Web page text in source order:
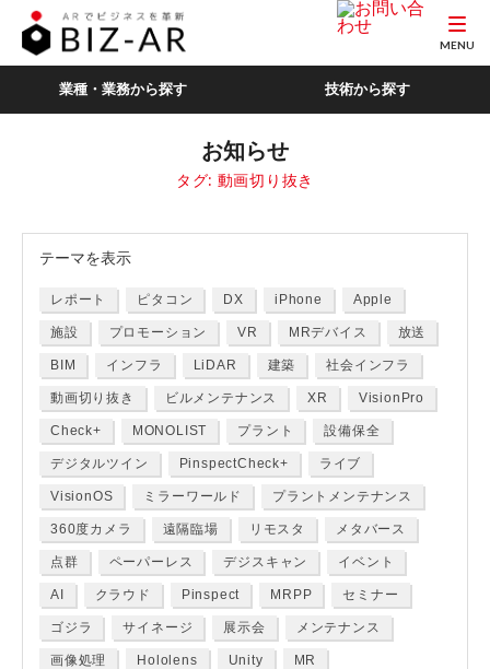
MENU
業種・業務から探す 技術から探す
お知らせ
タグ: 動画切り抜き
テーマを表示
レポート ピタコン DX iPhone Apple
施設 プロモーション VR MRデバイス 放送
BIM インフラ LiDAR 建築 社会インフラ
動画切り抜き ビルメンテナンス XR VisionPro
Check+ MONOLIST プラント 設備保全
デジタルツイン PinspectCheck+ ライブ
VisionOS ミラーワールド プラントメンテナンス
360度カメラ 遠隔臨場 リモスタ メタバース
点群 ペーパーレス デジスキャン イベント
AI クラウド Pinspect MRPP セミナー
ゴジラ サイネージ 展示会 メンテナンス
画像処理 Hololens Unity MR